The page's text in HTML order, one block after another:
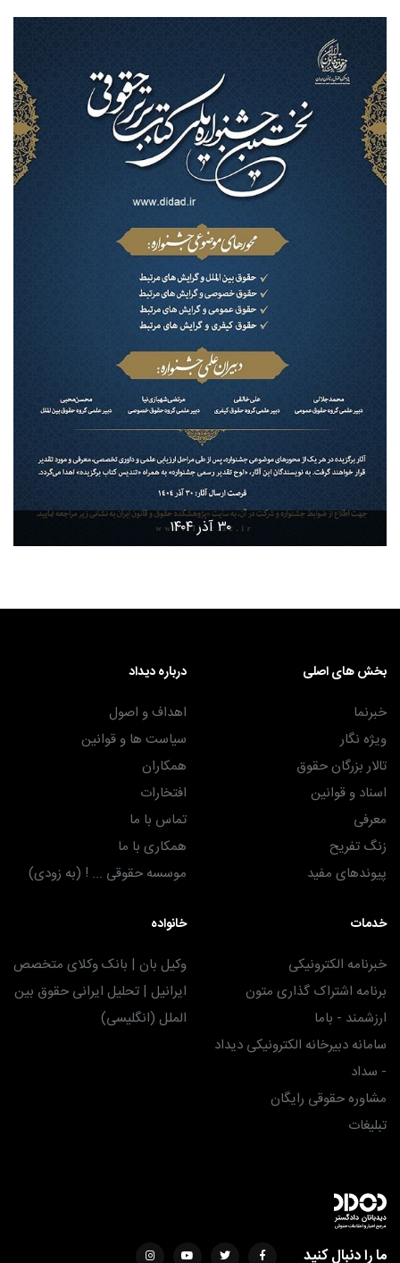
۳۰ آذر ۱۴۰۴
بخش های اصلی
خبرنما
ویژه نگار
تالار بزرگان حقوق
اسناد و قوانین
معرفی
زنگ تفریح
پیوندهای مفید
درباره دیداد
اهداف و اصول
سیاست ها و قوانین
همکاران
افتخارات
تماس با ما
همکاری با ما
موسسه حقوقی ... ! (به زودی)
خدمات
خبرنامه الکترونیکی
برنامه اشتراک گذاری متون
ارزشمند - باما
سامانه دبیرخانه الکترونیکی دیداد
- سداد
مشاوره حقوقی رایگان
تبلیغات
خانواده
وکیل بان | بانک وکلای متخصص
ایرانیل | تحلیل ایرانی حقوق بین
الملل (انگلیسی)
ما را دنبال کنید